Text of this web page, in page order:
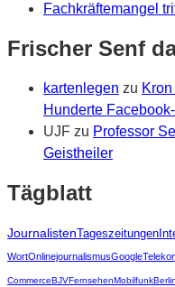
Fachkräftemangel
Frischer Senf
kartenlegen zu
Hunderte
UJF zu Professor
Geistheiler
Tägblatt
JournalistenTageszeitungen
WortOnlinejournalismusGoogle
CommerceBJVFernsehenMobilfunkBerlin